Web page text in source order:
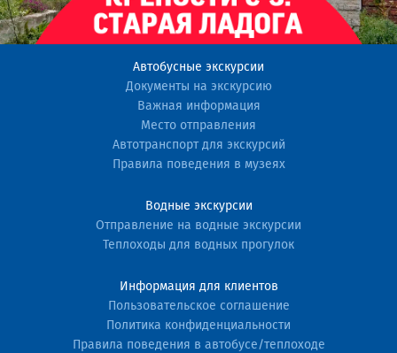
Автобусные экскурсии
Документы на экскурсию
Важная информация
Место отправления
Автотранспорт для экскурсий
Правила поведения в музеях
Водные экскурсии
Отправление на водные экскурсии
Теплоходы для водных прогулок
Информация для клиентов
Пользовательское соглашение
Политика конфиденциальности
Правила поведения в автобусе/теплоходе